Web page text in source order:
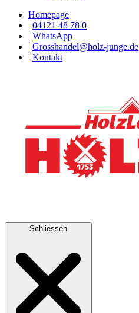
Homepage
| 04121 48 78 0
| WhatsApp
| Grosshandel@holz-junge.de
| Kontakt
Schliessen